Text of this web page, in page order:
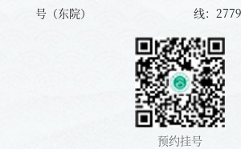
号（东院）
线：
预约挂号